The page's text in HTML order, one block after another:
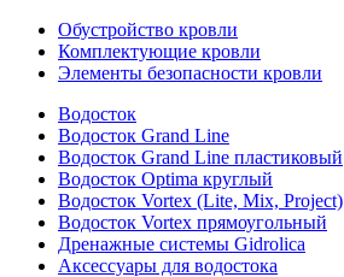
Обустройство кровли
Комплектующие кровли
Элементы безопасности кровли
Водосток
Водосток Grand Line
Водосток Grand Line пластиковый
Водосток Optima круглый
Водосток Vortex (Lite, Mix, Project)
Водосток Vortex прямоугольный
Дренажные системы Gidrolica
Аксессуары для водостока